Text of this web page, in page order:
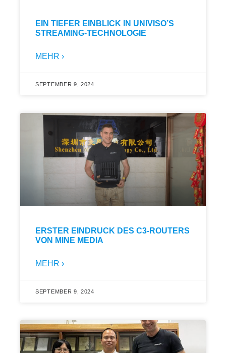
EIN TIEFER EINBLICK IN UNIVISO’S
STREAMING-TECHNOLOGIE
MEHR ›
SEPTEMBER 9, 2024
ERSTER EINDRUCK DES C3-ROUTERS
VON MINE MEDIA
MEHR ›
SEPTEMBER 9, 2024